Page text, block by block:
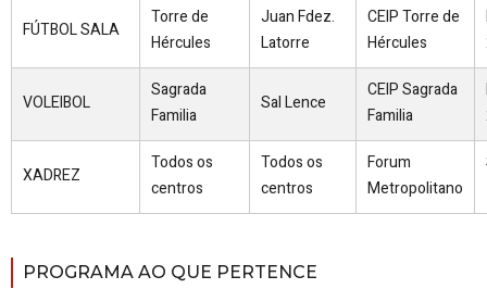
FÚTBOL SALA
Torre de
Hércules
Juan Fdez.
Latorre
CEIP Torre de
Hércules
VOLEIBOL
Sagrada
Familia
Sal Lence
CEIP Sagrada
Familia
XADREZ
Todos os
centros
Todos os
centros
Forum
Metropolitano
PROGRAMA AO QUE PERTENCE